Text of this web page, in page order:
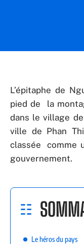
L’épitaphe de
pied de la
dans le village
ville de Phan
classée comme
gouvernement.
Le héros du pays